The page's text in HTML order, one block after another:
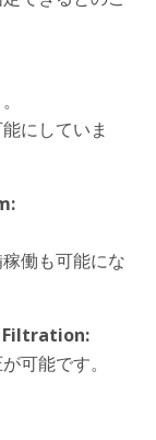
にしていま
働も可能にな
Filtration:
可能です。